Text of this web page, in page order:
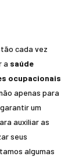
cada vez
a saúde
ocupacionais
apenas para
um
auxiliar as
seus
algumas